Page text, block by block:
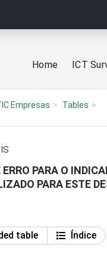
Home ICT
Empresas Tables
PARA O
PARA ESTE
table
Índice